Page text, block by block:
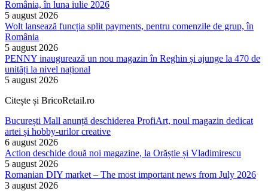
România, în luna iulie 2026
5 august 2026
Wolt lansează funcția split payments, pentru comenzile de grup, în
România
5 august 2026
PENNY inaugurează un nou magazin în Reghin și ajunge la 470 de
unități la nivel național
5 august 2026
Citește și BricoRetail.ro
București Mall anunță deschiderea ProfiArt, noul magazin dedicat
artei și hobby-urilor creative
6 august 2026
Action deschide două noi magazine, la Orăștie și Vladimirescu
5 august 2026
Romanian DIY market – The most important news from July 2026
3 august 2026